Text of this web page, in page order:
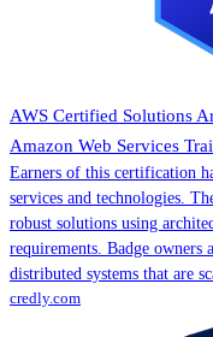
AWS Certified Solutions
Amazon Web Services
Earners of this certification
services and technologies.
robust solutions using
requirements. Badge owners
distributed systems that are
credly.com